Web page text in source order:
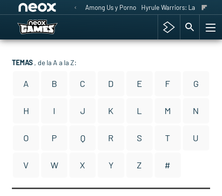
Among Us y Porno Hyrule Warriors: La Era del
TEMAS , de la A a la Z:
A B C D E F G
H I J K L M N
O P Q R S T U
V W X Y Z #